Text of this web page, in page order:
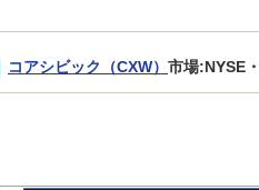
コアシビック（CXW） 市場:NYSE